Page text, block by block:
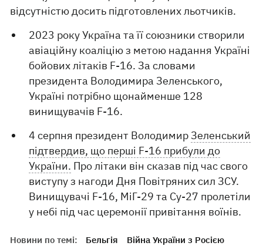
відсутністю досить підготовлених льотчиків.
2023 року Україна та її союзники створили
авіаційну коаліцію з метою надання Україні
бойових літаків F-16. За словами
президента Володимира Зеленського,
Україні потрібно щонайменше 128
винищувачів F-16.
4 серпня президент Володимир Зеленський
підтвердив, що перші F-16 прибули до
України. Про літаки він сказав під час свого
виступу з нагоди Дня Повітряних сил ЗСУ.
Винищувачі F-16, МіГ-29 та Су-27 пролетіли
у небі під час церемонії привітання воїнів.
Новини по темі: Бельгія
Війна України з Росією